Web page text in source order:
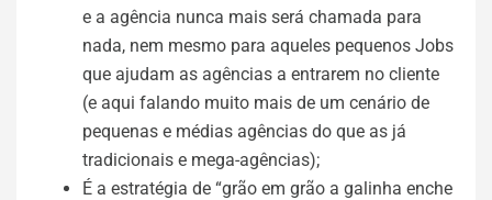
e a agência nunca mais será chamada para
nada, nem mesmo para aqueles pequenos Jobs
que ajudam as agências a entrarem no cliente
(e aqui falando muito mais de um cenário de
pequenas e médias agências do que as já
tradicionais e mega-agências);
É a estratégia de “grão em grão a galinha enche